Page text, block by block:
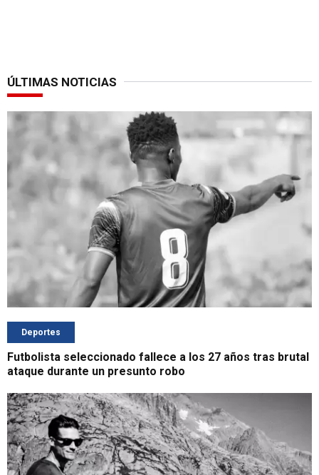
ÚLTIMAS NOTICIAS
Deportes
Futbolista seleccionado fallece a los 27 años tras brutal
ataque durante un presunto robo